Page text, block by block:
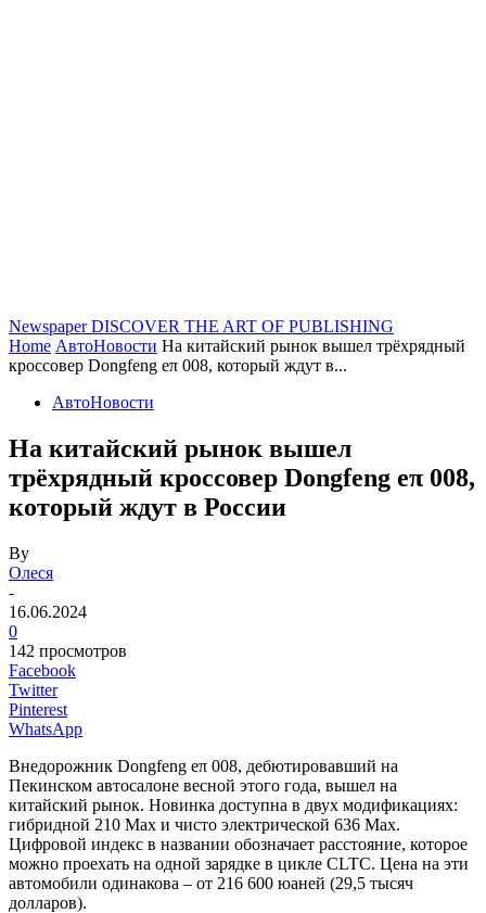
Newspaper DISCOVER THE ART OF PUBLISHING
Home АвтоНовости На китайский рынок вышел трёхрядный
кроссовер Dongfeng eπ 008, который ждут в...
АвтоНовости
На китайский рынок вышел
трёхрядный кроссовер Dongfeng eπ 008,
который ждут в России
By
Олеся
-
16.06.2024
0
142 просмотров
Facebook
Twitter
Pinterest
WhatsApp
Внедорожник Dongfeng eπ 008, дебютировавший на
Пекинском автосалоне весной этого года, вышел на
китайский рынок. Новинка доступна в двух модификациях:
гибридной 210 Max и чисто электрической 636 Max.
Цифровой индекс в названии обозначает расстояние, которое
можно проехать на одной зарядке в цикле CLTC. Цена на эти
автомобили одинакова – от 216 600 юаней (29,5 тысяч
долларов).